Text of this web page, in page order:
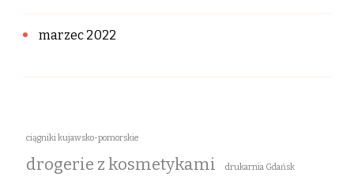
marzec 2022
ciągniki kujawsko-pomorskie
drogerie z kosmetykami drukarnia Gdańsk